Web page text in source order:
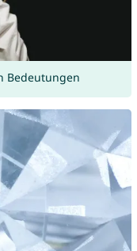
Bedeutungen